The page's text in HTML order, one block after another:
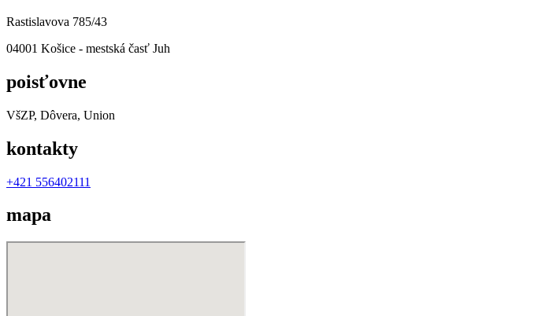
Rastislavova 785/43
04001 Košice - mestská časť Juh
poisťovne
VšZP, Dôvera, Union
kontakty
+421 556402111
mapa